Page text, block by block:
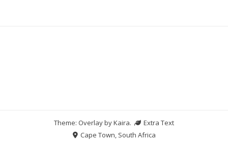
Theme: Overlay byKaira.
Extra Text
Cape Town, South Africa